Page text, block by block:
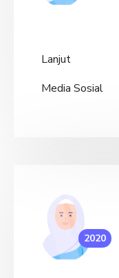
Lanjut
Media Sosial
2020